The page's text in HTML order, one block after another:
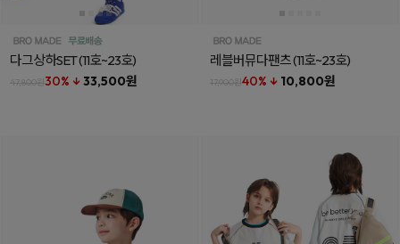
다그상하SET(11호~23호)
47,800원30% ↓ 33,500원
레블버뮤다팬츠(11호~23호)
17,900원40% ↓ 10,800원